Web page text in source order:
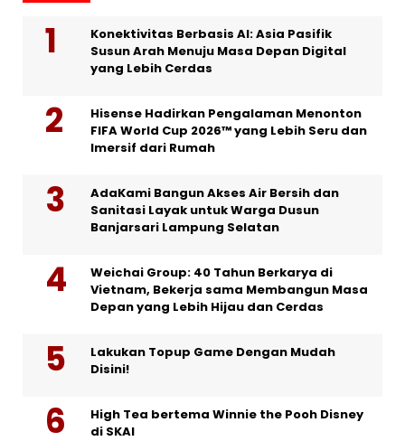
Konektivitas Berbasis AI: Asia Pasifik
Susun Arah Menuju Masa Depan Digital
yang Lebih Cerdas
Hisense Hadirkan Pengalaman Menonton
FIFA World Cup 2026™ yang Lebih Seru dan
Imersif dari Rumah
AdaKami Bangun Akses Air Bersih dan
Sanitasi Layak untuk Warga Dusun
Banjarsari Lampung Selatan
Weichai Group: 40 Tahun Berkarya di
Vietnam, Bekerja sama Membangun Masa
Depan yang Lebih Hijau dan Cerdas
Lakukan Topup Game Dengan Mudah
Disini!
High Tea bertema Winnie the Pooh Disney
di SKAI